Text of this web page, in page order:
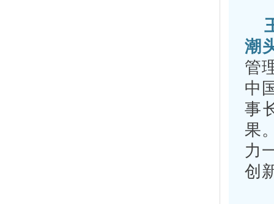
潮
管
中
事
果
力
创